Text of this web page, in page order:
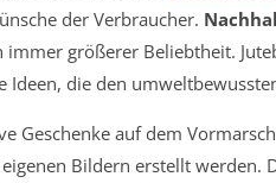
der Verbraucher.
größerer Beliebtheit.
Ideen, die den
Geschenke auf dem
Bildern erstellt werden.